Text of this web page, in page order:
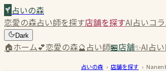
占いの森
恋愛の森占い師を探す店舗を探すAI占いコ
Dark
🏠ホーム💕恋愛の森🔮占い師🏪店舗✨AI占い
占いの森 › 店舗を探す › Nanen